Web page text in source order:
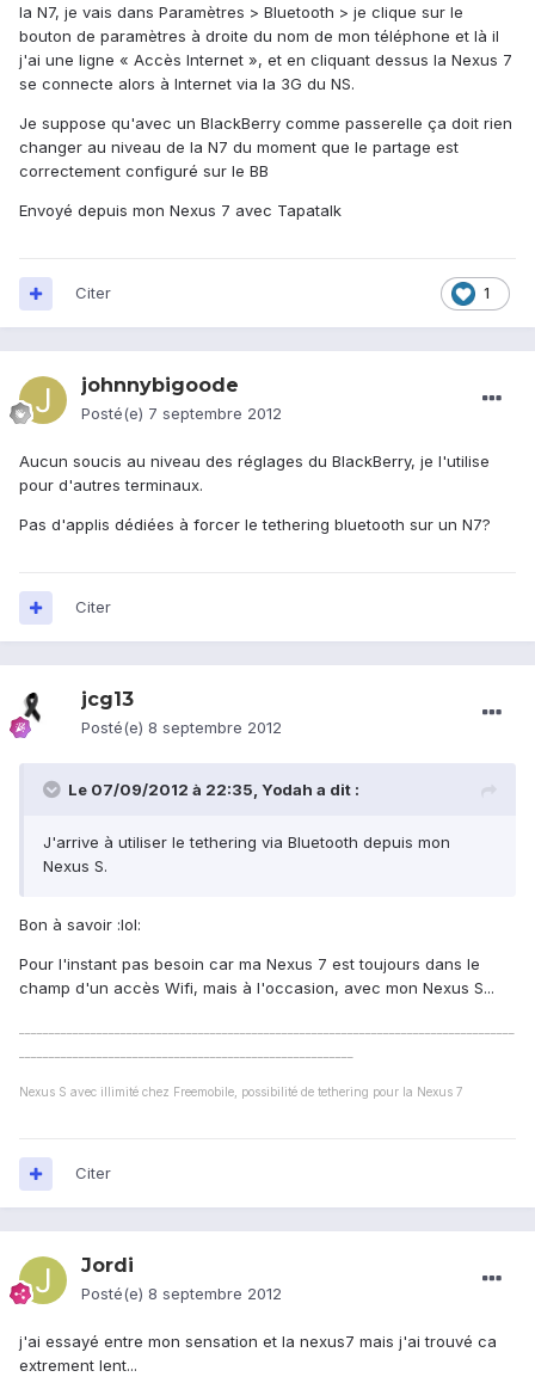
la N7, je vais dans Paramètres > Bluetooth > je clique sur le
bouton de paramètres à droite du nom de mon téléphone et là il
j'ai une ligne « Accès Internet », et en cliquant dessus la Nexus 7
se connecte alors à Internet via la 3G du NS.
Je suppose qu'avec un BlackBerry comme passerelle ça doit rien
changer au niveau de la N7 du moment que le partage est
correctement configuré sur le BB
Envoyé depuis mon Nexus 7 avec Tapatalk
1
Citer
johnnybigoode
Posté(e) 7 septembre 2012
Aucun soucis au niveau des réglages du BlackBerry, je l'utilise
pour d'autres terminaux.
Pas d'applis dédiées à forcer le tethering bluetooth sur un N7?
Citer
jcg13
Posté(e) 8 septembre 2012
Le 07/09/2012 à 22:35, Yodah a dit :
J'arrive à utiliser le tethering via Bluetooth depuis mon
Nexus S.
Bon à savoir :lol:
Pour l'instant pas besoin car ma Nexus 7 est toujours dans le
champ d'un accès Wifi, mais à l'occasion, avec mon Nexus S...
Nexus S avec illimité chez Freemobile, possibilité de tethering pour la Nexus 7
Citer
Jordi
Posté(e) 8 septembre 2012
j'ai essayé entre mon sensation et la nexus7 mais j'ai trouvé ca
extrement lent...